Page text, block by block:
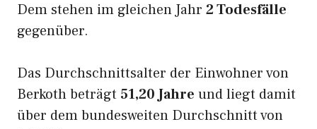
Dem stehen im gleichen Jahr 2 Todesfälle
gegenüber.
Das Durchschnittsalter der Einwohner von
Berkoth beträgt 51,20 Jahre und liegt damit
über dem bundesweiten Durchschnitt von